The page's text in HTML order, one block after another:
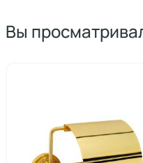
Вы